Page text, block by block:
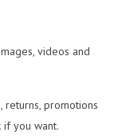
videos and
returns, promotions
if you want.